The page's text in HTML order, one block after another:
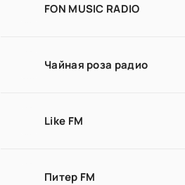
FON MUSIC RADIO
Чайная роза радио
Like FM
Питер FM